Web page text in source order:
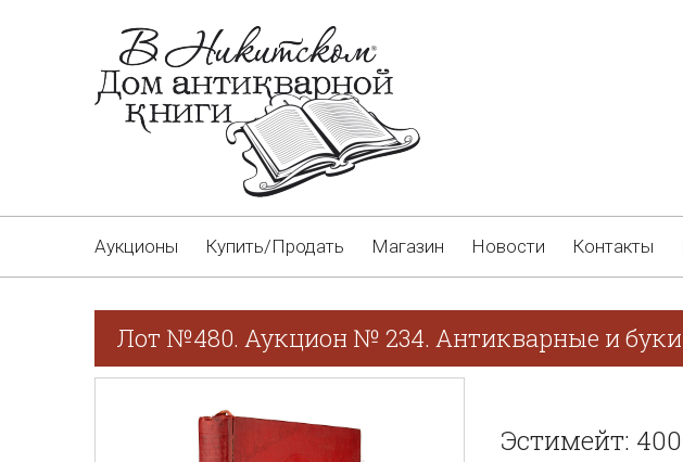
Аукционы Купить/Продать Магазин Новости Контакты
Лот №480. Аукцион № 234. Антикварные и
Эстимейт: